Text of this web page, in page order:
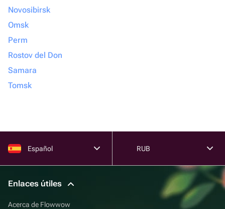
Novosibirsk
Omsk
Perm
Rostov del Don
Samara
Tomsk
Español RUB
Enlaces útiles
Acerca de Flowwow